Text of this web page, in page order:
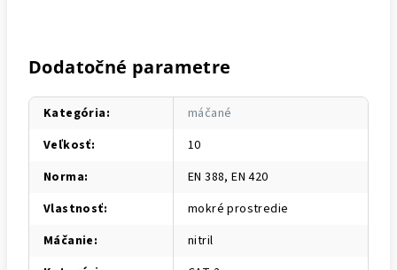
Dodatočné parametre
Kategória:
máčané
Veľkosť:
10
Norma:
EN 388, EN 420
Vlastnosť:
mokré prostredie
Máčanie:
nitril